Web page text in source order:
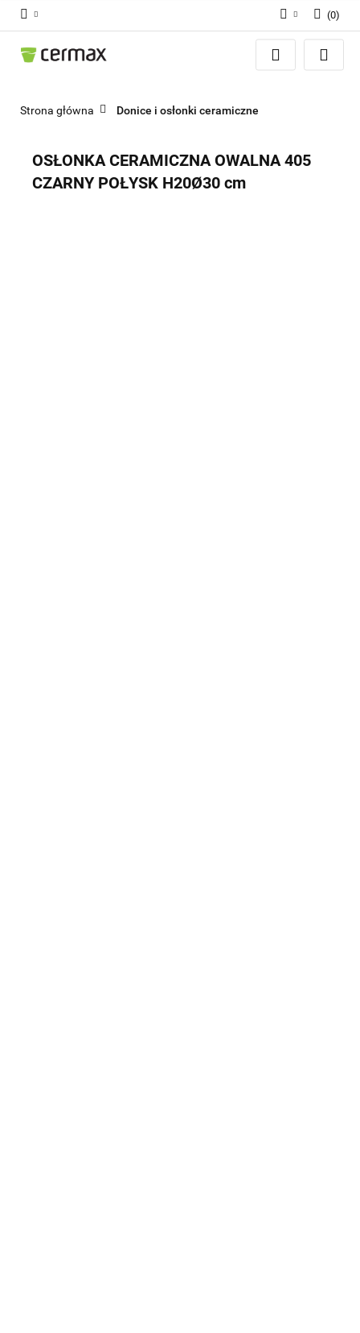
Zaloguj się
(0)
Strona główna Donice i osłonki ceramiczne
OSŁONKA CERAMICZNA OWALNA 405
CZARNY POŁYSK H20Ø30 cm